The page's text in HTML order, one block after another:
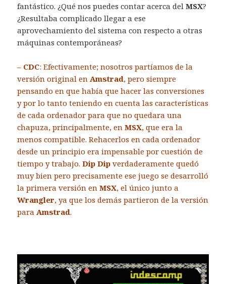
fantástico. ¿Qué nos puedes contar acerca delMSX?
¿Resultaba complicado llegar a ese
aprovechamiento del sistema con respecto a otras
máquinas contemporáneas?
– CDC: Efectivamente; nosotros partíamos de la
versión original enAmstrad, pero siempre
pensando en que había que hacer las conversiones
y por lo tanto teniendo en cuenta las características
de cada ordenador para que no quedara una
chapuza, principalmente, enMSX, que era la
menos compatible. Rehacerlos en cada ordenador
desde un principio era impensable por cuestión de
tiempo y trabajo.Dip Dip verdaderamente quedó
muy bien pero precisamente ese juego se desarrolló
la primera versión enMSX, el único junto a
Wrangler, ya que los demás partieron de la versión
paraAmstrad.